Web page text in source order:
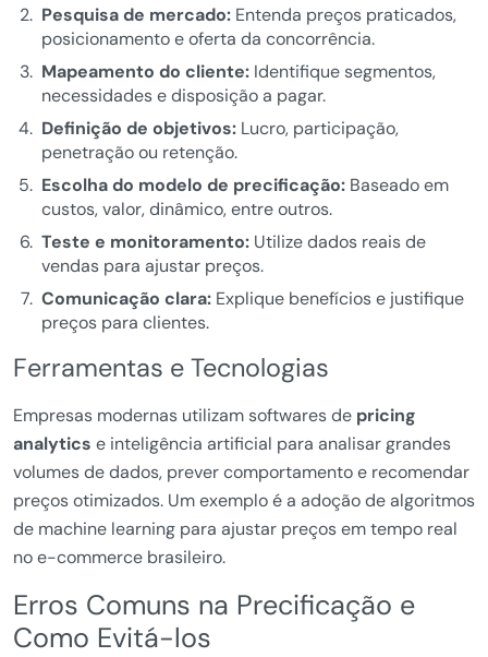
Pesquisa de mercado:Entenda preços praticados,
posicionamento e oferta da concorrência.
Mapeamento do cliente:Identifique segmentos,
necessidades e disposição a pagar.
Definição de objetivos:Lucro, participação,
penetração ou retenção.
Escolha do modelo de precificação:Baseado em
custos, valor, dinâmico, entre outros.
Teste e monitoramento:Utilize dados reais de
vendas para ajustar preços.
Comunicação clara:Explique benefícios e justifique
preços para clientes.
Ferramentas e Tecnologias
Empresas modernas utilizam softwares de pricing
analytics e inteligência artificial para analisar grandes
volumes de dados, prever comportamento e recomendar
preços otimizados. Um exemplo é a adoção de algoritmos
de machine learning para ajustar preços em tempo real
no e-commerce brasileiro.
Erros Comuns na Precificação e
Como Evitá-los